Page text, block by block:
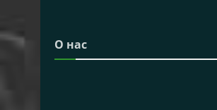
О нас